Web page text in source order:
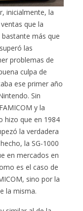
inicialmente, la
que la
más que
las
problemas de
culpa de
ese primer año
Sin
y la
hizo que en 1984
la verdadera
la SG-1000
en mercados en
es el caso de
sino por la
la misma.